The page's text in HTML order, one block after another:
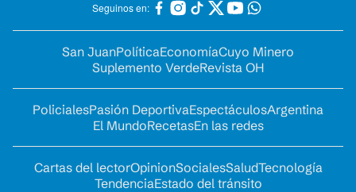
Seguinos en:
San JuanPolíticaEconomíaCuyo Minero
Suplemento VerdeRevista OH
PolicialesPasión DeportivaEspectáculosArgentina
El MundoRecetasEn las redes
Cartas del lectorOpinionSocialesSaludTecnología
TendenciaEstado del tránsito